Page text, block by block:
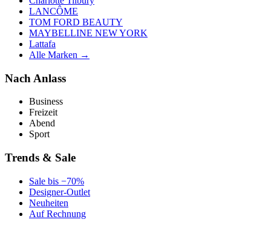
LANCÔME
TOM FORD BEAUTY
MAYBELLINE NEW YORK
Lattafa
Alle Marken →
Nach Anlass
Business
Freizeit
Abend
Sport
Trends & Sale
Sale bis −70%
Designer-Outlet
Neuheiten
Auf Rechnung